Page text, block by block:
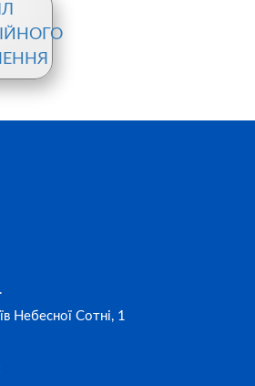
Небесної Сотні, 1